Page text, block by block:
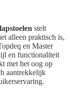
stelt
alleen praktisch is,
en Master
en functionaliteit
met het oog op
aantrekkelijk